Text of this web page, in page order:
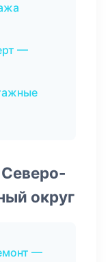
—
округ
—